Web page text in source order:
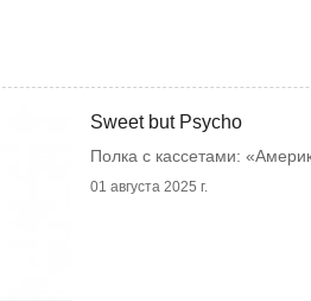
Sweet but Psycho
Полка с кассетами:
01 августа 2025 г.